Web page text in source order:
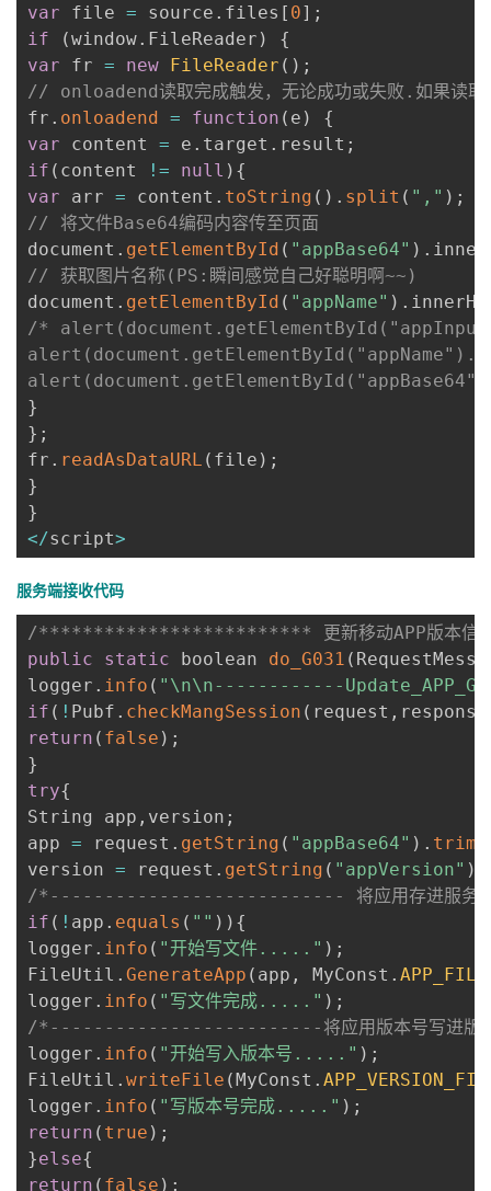
var file = source . files [ 0] ;
if
(window. FileReader )
{
var fr = new FileReader ( ) ;
// onloadend读取完成触发，无论成功或失败.如果读
fr . onloadend = function ( e )
{
var content = e . target . result ;
if ( content != null ) {
var arr = content . toString ( ) . split ( "," ) ;
// 将文件Base64编码内容传至页面
document . getElementById ( "appBase64" ) .
// 获取图片名称(PS:瞬间感觉自己好聪明啊~~)
document . getElementById ( "appName" ) .
/*
}
} ;
fr . readAsDataURL ( file ) ;
}
}
</script>
服务端接收代码
/************************* 更新移动APP版
public
static boolean do_G031 (
logger . info ( "\n\n------------
if ( ! Pubf . checkMangSession ( request , response
return ( false ) ;
}
try{
String app , version ;
= request . getString ( "appBase64" ) . trim
= request . getString ( "appVersion" )
/*--------------------------- 将应用存进
if ( ! app . equals ( "" ) ) {
logger . info ( "开始写文件....." ) ;
FileUtil . GenerateApp ( app , MyConst .
logger . info ( "写文件完成....." ) ;
/*-------------------------将应用版本号写
logger . info ( "开始写入版本号....." ) ;
FileUtil . writeFile (MyConst .
logger . info ( "写版本号完成....." ) ;
return ( true ) ;
}else{
return ( false ) ;